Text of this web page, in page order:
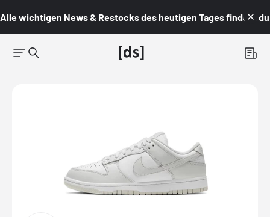
Alle wichtigen News & Restocks des heutigen Tages findest du